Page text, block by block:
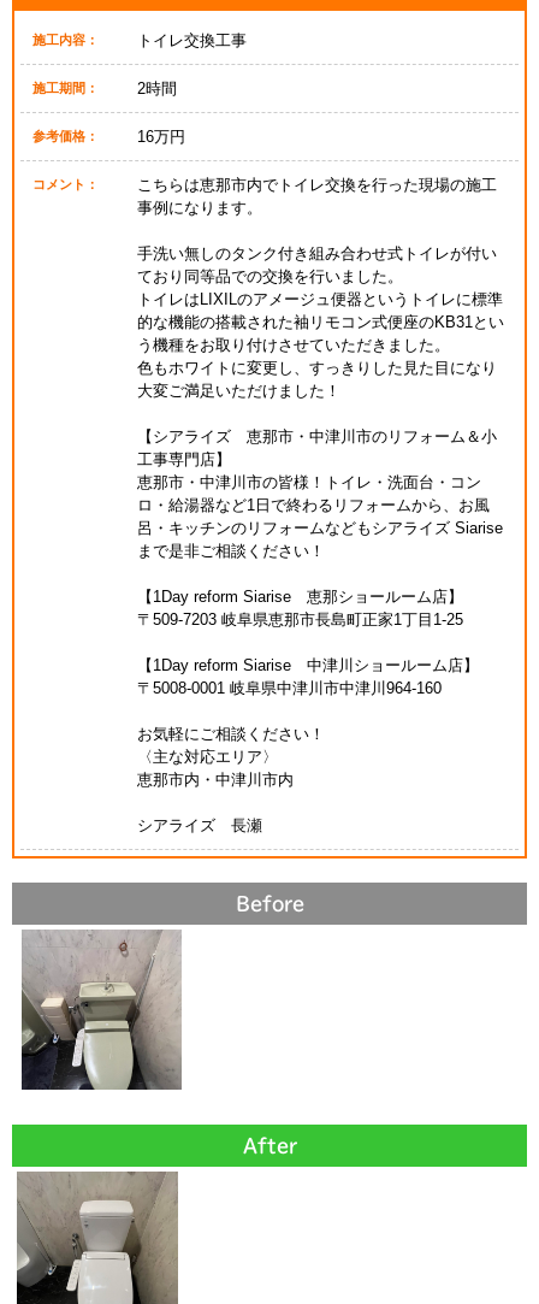
施工内容： トイレ交換工事
施工期間： 2時間
参考価格： 16万円
コメント：
こちらは恵那市内でトイレ交換を行った現場の施工
事例になります。
手洗い無しのタンク付き組み合わせ式トイレが付い
ており同等品での交換を行いました。
トイレはLIXILのアメージュ便器というトイレに標準
的な機能の搭載された袖リモコン式便座のKB31とい
う機種をお取り付けさせていただきました。
色もホワイトに変更し、すっきりした見た目になり
大変ご満足いただけました！
【シアライズ 恵那市・中津川市のリフォーム＆小
工事専門店】
恵那市・中津川市の皆様！トイレ・洗面台・コン
ロ・給湯器など1日で終わるリフォームから、お風
呂・キッチンのリフォームなどもシアライズ Siarise
まで是非ご相談ください！
【1Day reform Siarise 恵那ショールーム店】
〒509-7203 岐阜県恵那市長島町正家1丁目1-25
【1Day reform Siarise 中津川ショールーム店】
〒5008-0001 岐阜県中津川市中津川964-160
お気軽にご相談ください！
〈主な対応エリア〉
恵那市内・中津川市内
シアライズ 長瀬
Before
After